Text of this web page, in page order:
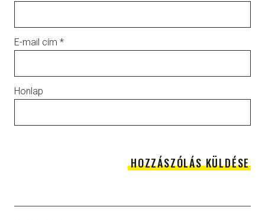
E-mail cím *
Honlap